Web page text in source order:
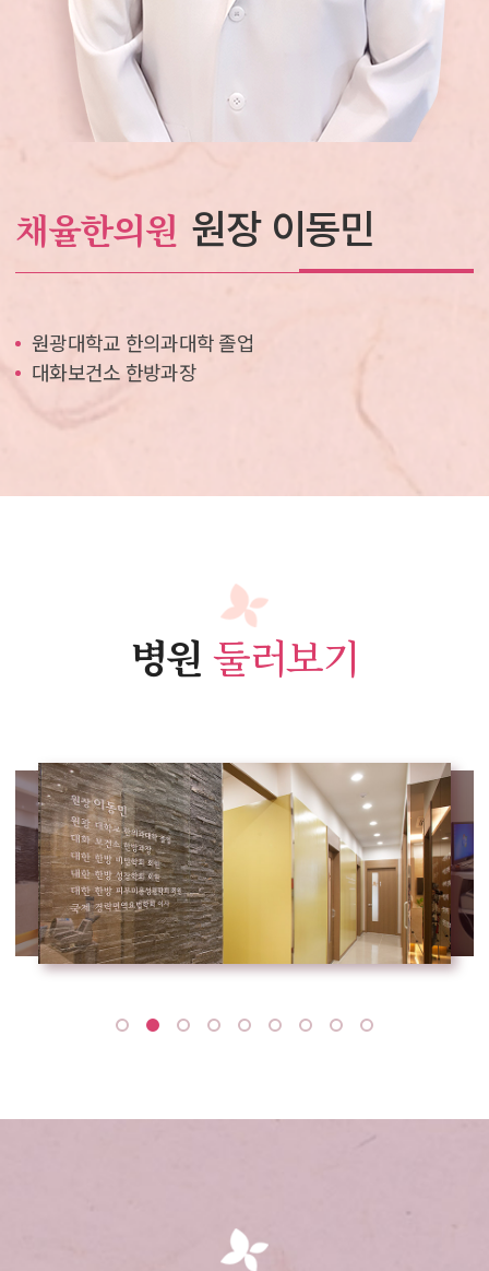
채율한의원 원장 이동민
원광대학교 한의과대학 졸업
대화보건소 한방과장
병원 둘러보기